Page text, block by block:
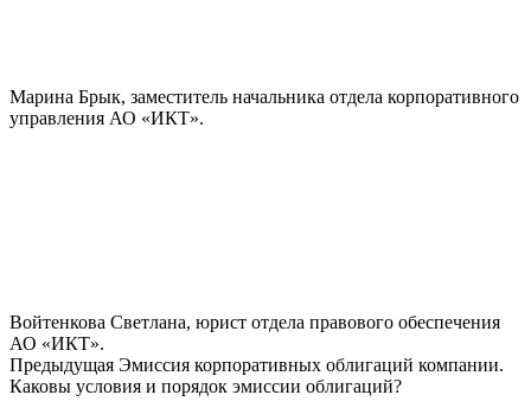
Марина Брык, заместитель начальника отдела корпоративного
управления АО «ИКТ».
Войтенкова Светлана, юрист отдела правового обеспечения
АО «ИКТ».
Предыдущая Эмиссия корпоративных облигаций компании.
Каковы условия и порядок эмиссии облигаций?